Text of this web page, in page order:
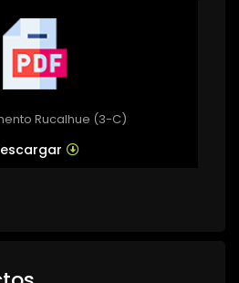
Rucalhue (3-C)